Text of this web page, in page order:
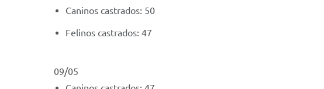
Caninos castrados: 50
Felinos castrados: 47
09/05